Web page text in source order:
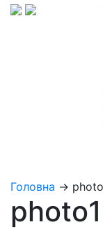
Головна →